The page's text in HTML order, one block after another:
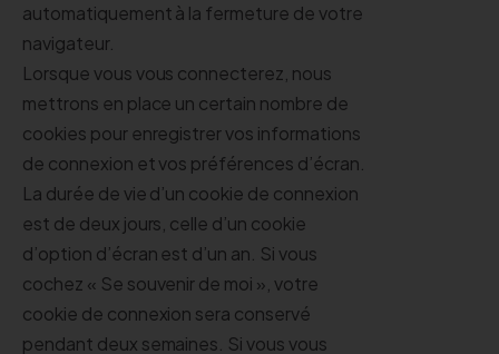
automatiquement à la fermeture de votre
navigateur.
Lorsque vous vous connecterez, nous
mettrons en place un certain nombre de
cookies pour enregistrer vos informations
de connexion et vos préférences d’écran.
La durée de vie d’un cookie de connexion
est de deux jours, celle d’un cookie
d’option d’écran est d’un an. Si vous
cochez « Se souvenir de moi », votre
cookie de connexion sera conservé
pendant deux semaines. Si vous vous